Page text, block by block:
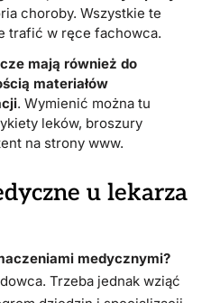
choroby. Wszystkie te
trafić w ręce fachowca.
mają również do
materiałów
. Wymienić można tu
leków, broszury
na strony www.
u lekarza
medycznymi?
Trzeba jednak wziąć